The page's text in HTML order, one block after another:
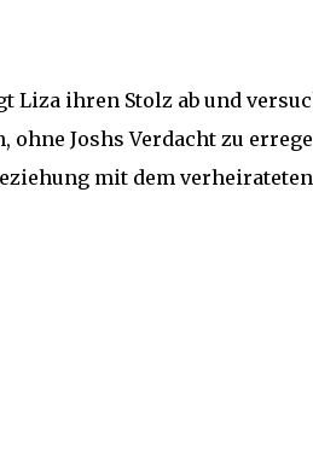
Liza ihren Stolz ab und
Joshs Verdacht zu
mit dem verheirateten